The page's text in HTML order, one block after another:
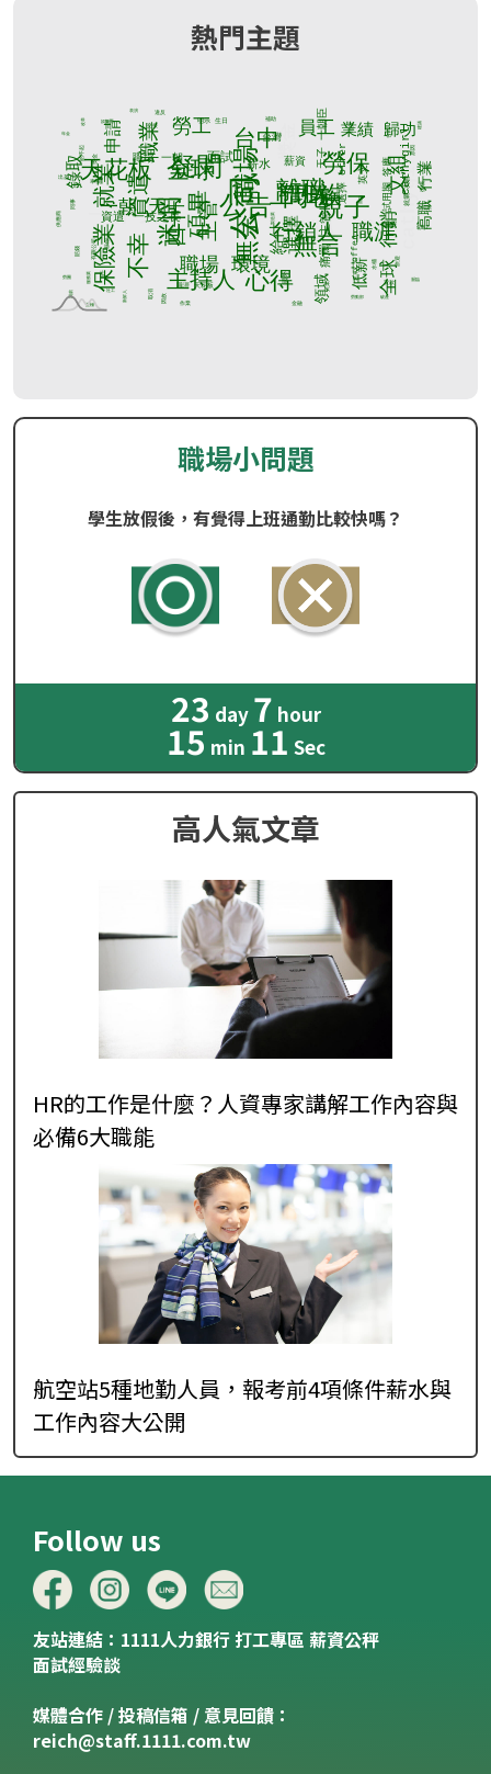
熱門主題
職場小問題
學生放假後，有覺得上班通勤比較快嗎？
23 day 7 hour
15 min 10 Sec
高人氣文章
HR的工作是什麼？人資專家講解工作內容與
必備6大職能
航空站5種地勤人員，報考前4項條件薪水與
工作內容大公開
Follow us
友站連結： 1111人力銀行 打工專區 薪資公秤
面試經驗談
媒體合作 / 投稿信箱 / 意見回饋：
reich@staff.1111.com.tw